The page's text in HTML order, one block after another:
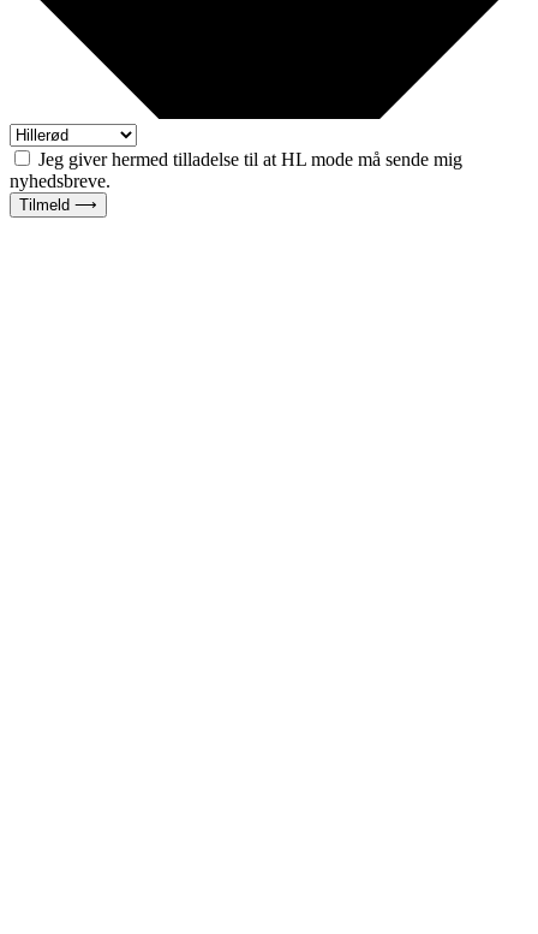
Jeg giver hermed tilladelse til at HL mode må sende mig
nyhedsbreve.
Tilmeld ⟶